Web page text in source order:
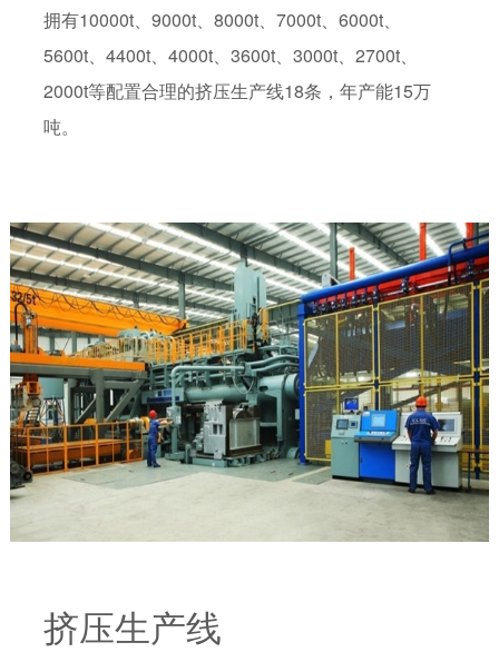
拥有10000t、9000t、8000t、7000t、6000t、
5600t、4400t、4000t、3600t、3000t、2700t、
2000t等配置合理的挤压生产线18条，年产能15万
吨。
挤压生产线